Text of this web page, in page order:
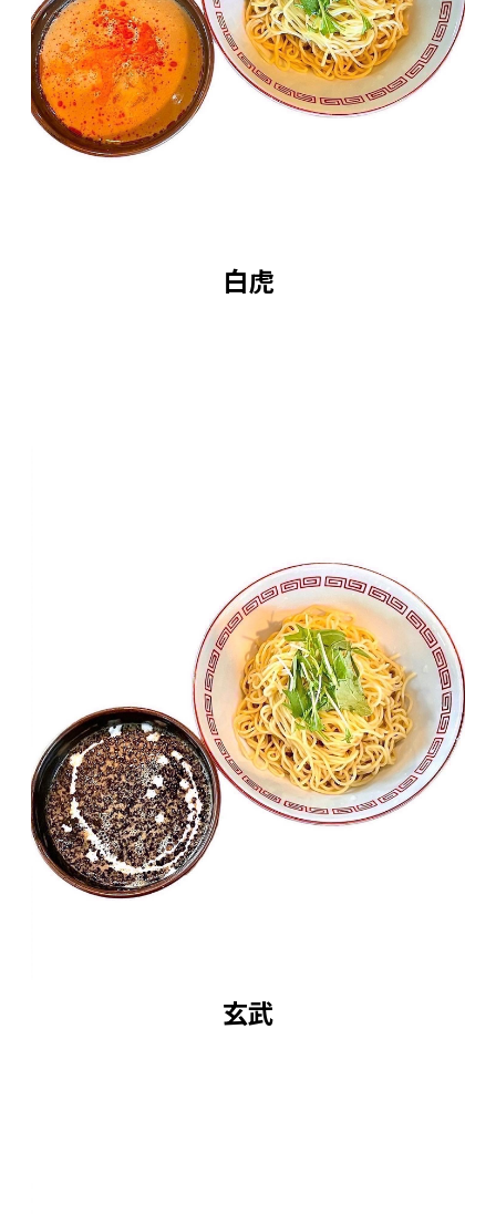
製造地:京都府長岡京市
賞味期限:製造日から1週間
・つけ担担スープ(白虎)[330g×1袋]
製造地:京都府長岡京市
賞味期限:製造日から1週間
◆画像はイメージです。
■原材料:商品に記載 ※ピーナッツを使用して
■配達外のエリア：離島
品質管理の観点から商品をお届けすることが出
来ません。
ご購入いただいた場合はキャンセル処理させて
いただきます。予めご了承ください。
白虎
玄武